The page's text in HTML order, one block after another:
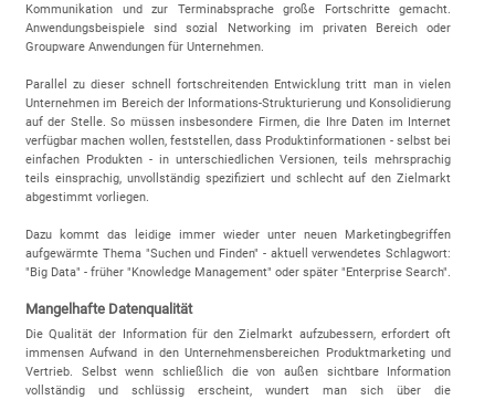
Kommunikation und zur Terminabsprache große Fortschritte gemacht.
Anwendungsbeispiele sind sozial Networking im privaten Bereich oder
Groupware Anwendungen für Unternehmen.
Parallel zu dieser schnell fortschreitenden Entwicklung tritt man in vielen
Unternehmen im Bereich der Informations-Strukturierung und Konsolidierung
auf der Stelle. So müssen insbesondere Firmen, die Ihre Daten im Internet
verfügbar machen wollen, feststellen, dass Produktinformationen - selbst bei
einfachen Produkten - in unterschiedlichen Versionen, teils mehrsprachig
teils einsprachig, unvollständig spezifiziert und schlecht auf den Zielmarkt
abgestimmt vorliegen.
Dazu kommt das leidige immer wieder unter neuen Marketingbegriffen
aufgewärmte Thema "Suchen und Finden" - aktuell verwendetes Schlagwort:
"Big Data" - früher "Knowledge Management" oder später "Enterprise Search".
Mangelhafte Datenqualität
Die Qualität der Information für den Zielmarkt aufzubessern, erfordert oft
immensen Aufwand in den Unternehmensbereichen Produktmarketing und
Vertrieb. Selbst wenn schließlich die von außen sichtbare Information
vollständig und schlüssig erscheint, wundert man sich über die